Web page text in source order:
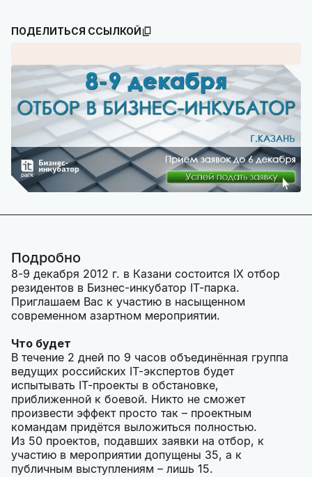
ПОДЕЛИТЬСЯ ССЫЛКОЙ
Подробно
8-9 декабря 2012 г. в Казани состоится IХ отбор
резидентов в Бизнес-инкубатор IT-парка.
Приглашаем Вас к участию в насыщенном
современном азартном мероприятии.
Что будет
В течение 2 дней по 9 часов объединённая группа
ведущих российских IT-экспертов будет
испытывать IT-проекты в обстановке,
приближенной к боевой. Никто не сможет
произвести эффект просто так – проектным
командам придётся выложиться полностью.
Из 50 проектов, подавших заявки на отбор, к
участию в мероприятии допущены 35, а к
публичным выступлениям – лишь 15.